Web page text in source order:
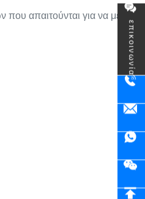
επικοινωνία
απαιτούνται για να